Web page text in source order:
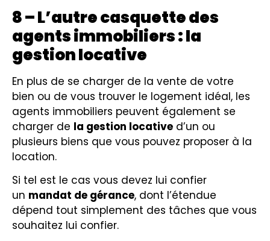
8 – L’autre casquette des
agents immobiliers : la
gestion locative
En plus de se charger de la vente de votre
bien ou de vous trouver le logement idéal, les
agents immobiliers peuvent également se
charger de la gestion locative d’un ou
plusieurs biens que vous pouvez proposer à la
location.
Si tel est le cas vous devez lui confier
un mandat de gérance, dont l’étendue
dépend tout simplement des tâches que vous
souhaitez lui confier.